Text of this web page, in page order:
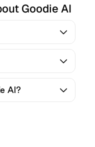
Goodie AI
AI?